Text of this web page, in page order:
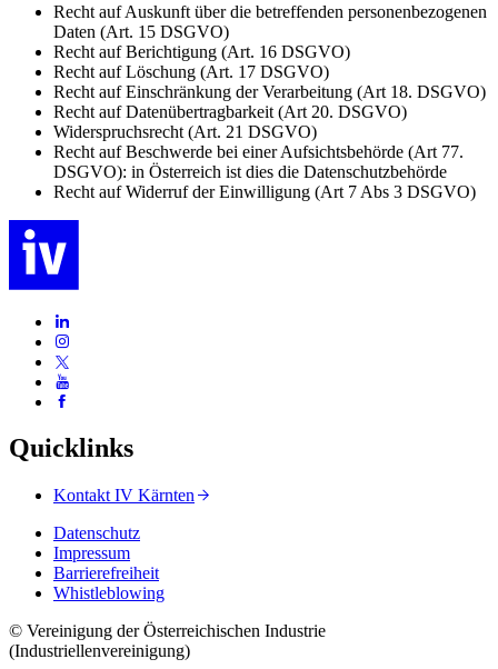
Recht auf Auskunft über die betreffenden personenbezogenen
Daten (Art. 15 DSGVO)
Recht auf Berichtigung (Art. 16 DSGVO)
Recht auf Löschung (Art. 17 DSGVO)
Recht auf Einschränkung der Verarbeitung (Art 18. DSGVO)
Recht auf Datenübertragbarkeit (Art 20. DSGVO)
Widerspruchsrecht (Art. 21 DSGVO)
Recht auf Beschwerde bei einer Aufsichtsbehörde (Art 77.
DSGVO): in Österreich ist dies die Datenschutzbehörde
Recht auf Widerruf der Einwilligung (Art 7 Abs 3 DSGVO)
Quicklinks
Kontakt IV Kärnten
Datenschutz
Impressum
Barrierefreiheit
Whistleblowing
© Vereinigung der Österreichischen Industrie
(Industriellenvereinigung)